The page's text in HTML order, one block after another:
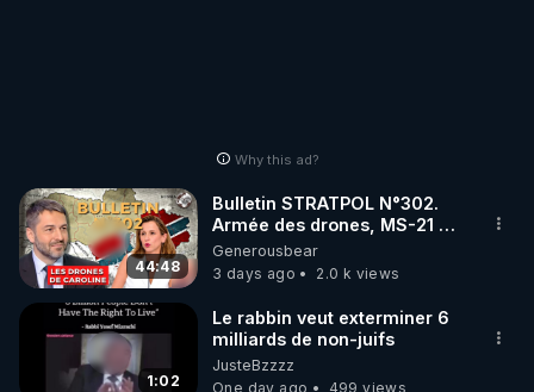
Why this ad?
44:48
Bulletin STRATPOL N°302.
Armée des drones, MS-21 en
série, missiles coréens.
07.08.2026.
Generousbear
3 days ago
2.0 k views
1:02
Le rabbin veut exterminer 6
milliards de non-juifs
JusteBzzzz
One day ago
499 views